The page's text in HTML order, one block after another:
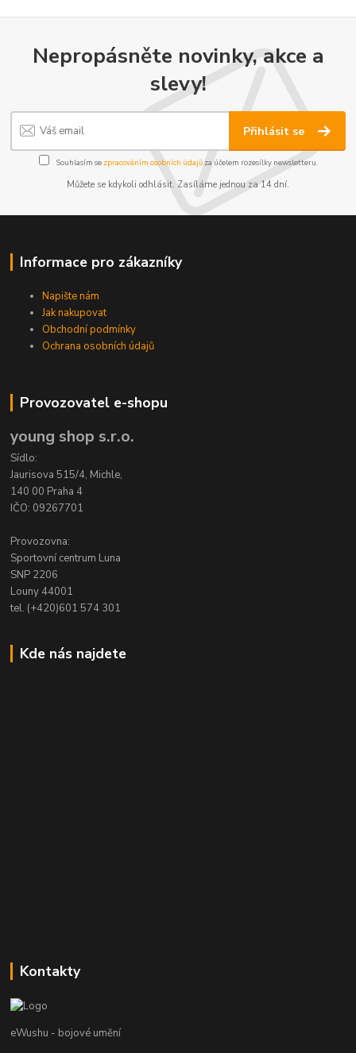
Nepropásněte novinky, akce a
slevy!
Přihlásit se
Souhlasím se zpracováním osobních údajůza účelem rozesílky newsletteru.
Můžete se kdykoli odhlásit. Zasíláme jednou za 14 dní.
Informace pro zákazníky
Napište nám
Jak nakupovat
Obchodní podmínky
Ochrana osobních údajů
Provozovatel e-shopu
young shop s.r.o.
Sídlo:
Jaurisova 515/4, Michle,
140 00 Praha 4
IČO: 09267701
Provozovna:
Sportovní centrum Luna
SNP 2206
Louny 44001
tel. (+420)601 574 301
Kde nás najdete
Kontakty
eWushu - bojové umění